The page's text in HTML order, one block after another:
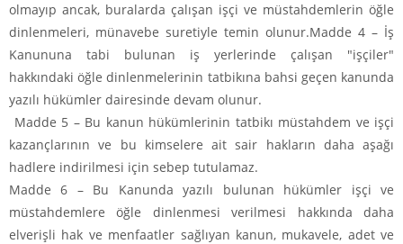
olmayıp ancak, buralarda çalışan işçi ve müstahdemlerin öğle
dinlenmeleri, münavebe suretiyle temin olunur.Madde 4 – İş
Kanununa tabi bulunan iş yerlerinde çalışan "işçiler"
hakkındaki öğle dinlenmelerinin tatbikına bahsi geçen kanunda
yazılı hükümler dairesinde devam olunur.
Madde 5 – Bu kanun hükümlerinin tatbikı müstahdem ve işçi
kazançlarının ve bu kimselere ait sair hakların daha aşağı
hadlere indirilmesi için sebep tutulamaz.
Madde 6 – Bu Kanunda yazılı bulunan hükümler işçi ve
müstahdemlere öğle dinlenmesi verilmesi hakkında daha
elverişli hak ve menfaatler sağlıyan kanun, mukavele, adet ve